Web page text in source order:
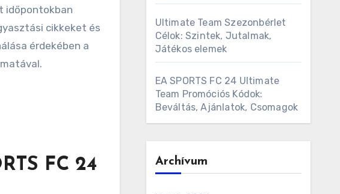
időpontokban
cikkeket és
érdekében a
FC 24
Ultimate Team Szezonbérlet
Célok: Szintek, Jutalmak,
Játékos elemek
EA SPORTS FC 24 Ultimate
Team Promóciós Kódok:
Beváltás, Ajánlatok, Csomagok
Archívum